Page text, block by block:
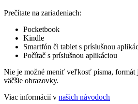
Prečítate na zariadeniach:
Pocketbook
Kindle
Smartfón či tablet s príslušnou
Počítač s príslušnou aplikáciou
Nie je možné meniť veľkosť písma, formát
väčšie obrazovky.
Viac informácií v našich návodoch